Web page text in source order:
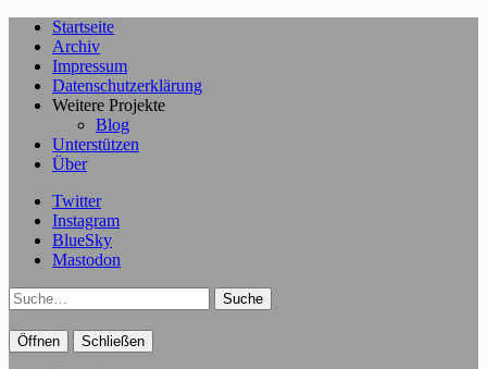
Startseite
Archiv
Impressum
Datenschutzerklärung
Weitere Projekte
Blog
Unterstützen
Über
Twitter
Instagram
BlueSky
Mastodon
Suche
Öffnen Schließen